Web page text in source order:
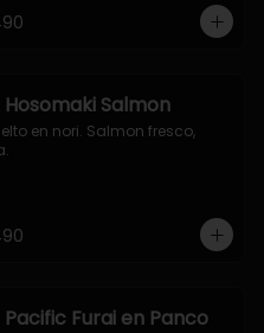
Hosomaki Salmon
en nori. Salmon fresco,
Pacific Furai en Panco